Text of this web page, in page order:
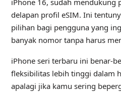
iPhone 16, sudah mendukung
delapan profil eSIM. Ini
pilihan bagi pengguna yang
banyak nomor tanpa harus
iPhone seri terbaru ini benar-
fleksibilitas lebih tinggi dalam
apalagi jika kamu sering